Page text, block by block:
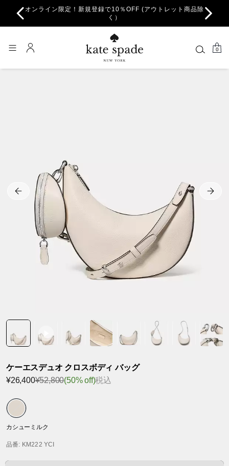
オンライン限定！新規登録で10％OFF (アウトレット商品除
く）
0
ケーエスデュオ クロスボディ バッグ
¥26,400¥52,800(50% off)税込
カシューミルク
品番: KM222 YCI